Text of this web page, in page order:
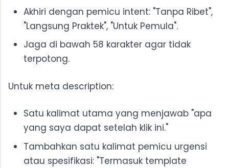
Akhiri dengan pemicu intent: "Tanpa Ribet",
"Langsung Praktek", "Untuk Pemula".
Jaga di bawah 58 karakter agar tidak
terpotong.
Untuk meta description:
Satu kalimat utama yang menjawab "apa
yang saya dapat setelah klik ini."
Tambahkan satu kalimat pemicu urgensi
atau spesifikasi: "Termasuk template